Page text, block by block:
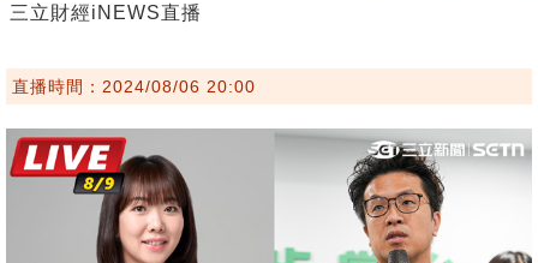
三立財經iNEWS直播
直播時間：2024/08/06 20:00